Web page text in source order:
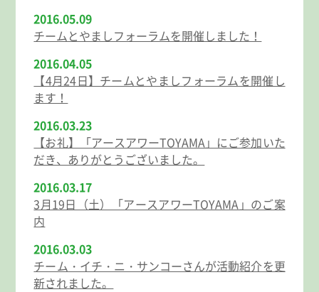
2016.05.09
チームとやましフォーラムを開催しました！
2016.04.05
【4月24日】チームとやましフォーラムを開催し
ます！
2016.03.23
【お礼】「アースアワーTOYAMA」にご参加いた
だき、ありがとうございました。
2016.03.17
3月19日（土）「アースアワーTOYAMA」のご案
内
2016.03.03
チーム・イチ・ニ・サンコーさんが活動紹介を更
新されました。